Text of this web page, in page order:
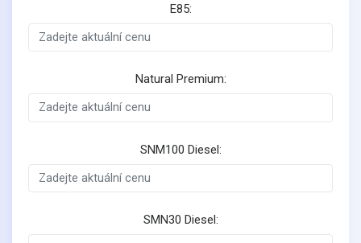
E85:
Natural Premium:
SNM100 Diesel:
SMN30 Diesel: